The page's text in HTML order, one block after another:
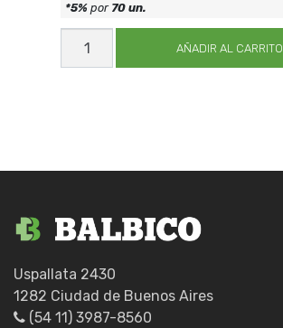
RODILLO
EPOXI
LANA
AÑADIR AL CARRITO
*5% por 70 un.
Uspallata 2430
1282 Ciudad de Buenos Aires
(54 11) 3987-8560